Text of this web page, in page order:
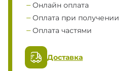
Онлайн оплата
Оплата при получении
Оплата частями
Доставка